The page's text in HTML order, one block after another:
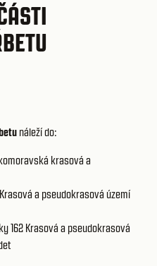
náleží do:
krasová a
Krasová a pseudokrasová území
162 Krasová a pseudokrasová